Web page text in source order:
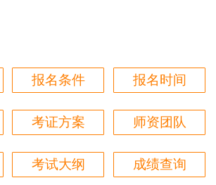
复杂的知识讲的深入浅出，能够听
的也很到位。
的很细致，每个章节都讲到位了。特
章节，深入浅出，强化训练，效果
报名条件 报名时间
考证方案 师资团队
考试大纲 成绩查询